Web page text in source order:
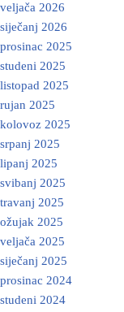
veljača 2026
siječanj 2026
prosinac 2025
studeni 2025
listopad 2025
rujan 2025
kolovoz 2025
srpanj 2025
lipanj 2025
svibanj 2025
travanj 2025
ožujak 2025
veljača 2025
siječanj 2025
prosinac 2024
studeni 2024